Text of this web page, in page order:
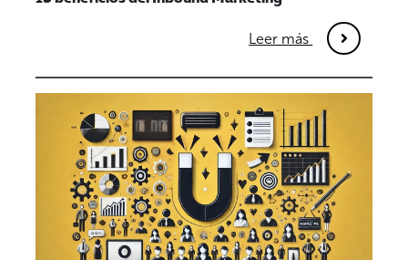
Leer más